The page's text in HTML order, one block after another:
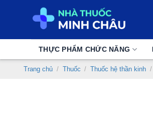
THỰC PHẨM CHỨC NĂNG
Trang chủ / Thuốc / Thuốc hệ thần kinh /